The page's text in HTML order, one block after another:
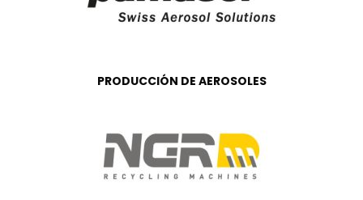
PRODUCCIÓN DE AEROSOLES